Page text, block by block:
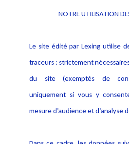
Alerte professionnelle
Déclaration d'accessibilité
Notice Légale
Politique de protection des
données
NOTRE UTILISATION
Le site édité par Lexing utilise
traceurs : strictement
du site (exemptés de
uniquement si vous y
mesure d’audience et d’analyse